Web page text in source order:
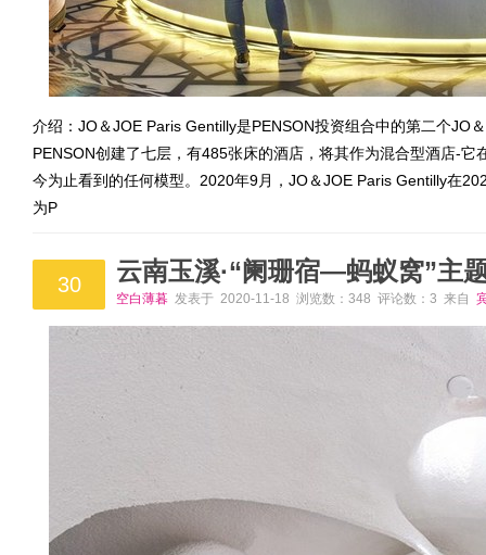
介绍：JO＆JOE Paris Gentilly是PENSON投资组合中的第二个JO
PENSON创建了七层，有485张床的酒店，将其作为混合型酒店-
今为止看到的任何模型。2020年9月，JO＆JOE Paris Gentilly在
为P
30 云南玉溪·“阑珊宿—蚂蚁窝”主
空白薄暮 发表于 2020-11-18 浏览数：348 评论数：3 来自